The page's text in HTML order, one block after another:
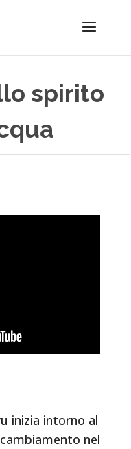
spirito
inizia intorno al
nel